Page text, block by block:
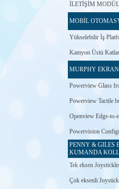
İLETİŞİM
MOBİL
Yükselebilir İş
Kamyon Üstü
MURPHY
Powerview Glass
Powerview Tactile
Openview Edge-to-
Powervision
PENNY & GILES
KUMANDA
Tek eksen
Çok eksenli